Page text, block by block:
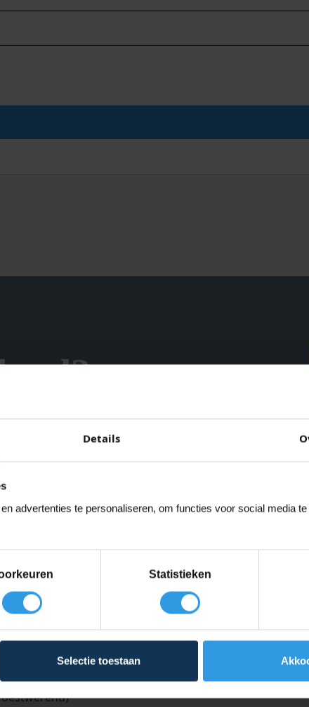
Details
advertenties te personaliseren, om functies voor social media
Statistieken
Selectie toestaan
primer is een hoogwaardige isolerende
Deze primer kan namelijk met een roller of kwast
op staal en ijzer, aluminium, koper, hout en kunststof
bloedende houtsoorten. Bestaande verflagen vooraf
grond-, voor- en aflakken.